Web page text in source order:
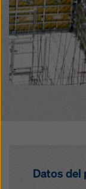
Datos del
legales
las cookies
clic en
cookies
la parte
casillas de
revocar su
ofrecemos la